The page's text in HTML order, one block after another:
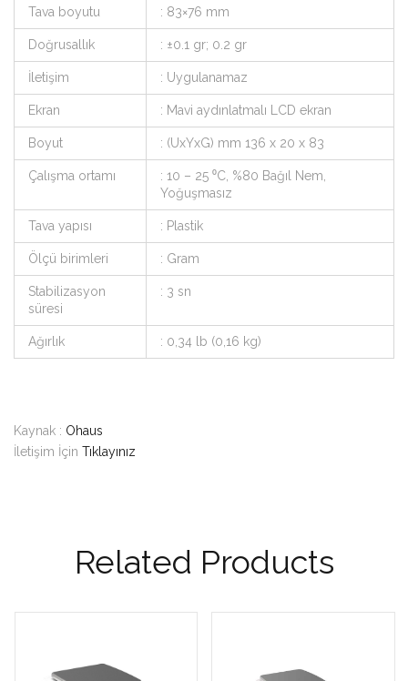
Tava boyutu : 83×76 mm
Doğrusallık : ±0.1 gr; 0.2 gr
İletişim : Uygulanamaz
Ekran : Mavi aydınlatmalı LCD ekran
Boyut : (UxYxG) mm 136 x 20 x 83
Çalışma ortamı
: 10 – 25 ⁰C, %80 Bağıl Nem,
Yoğuşmasız
Tava yapısı : Plastik
Ölçü birimleri : Gram
Stabilizasyon
süresi
: 3 sn
Ağırlık : 0,34 lb (0,16 kg)
Kaynak : Ohaus
İletişim İçin Tıklayınız
Related Products